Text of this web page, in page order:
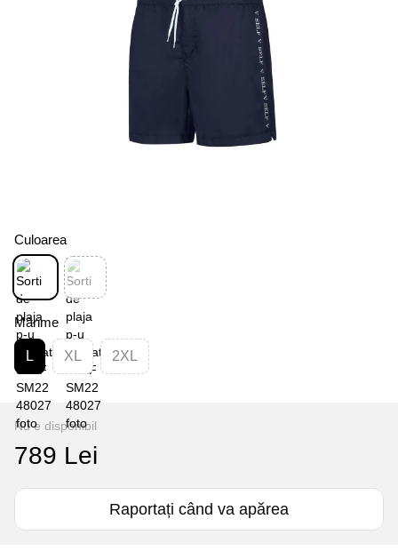
Culoarea
Mărime
L XL 2XL
Nu e disponibil
789 Lei
Raportați când va apărea